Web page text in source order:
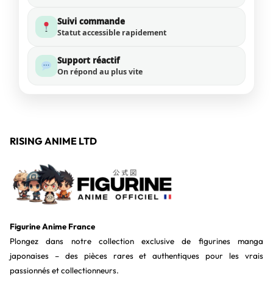
Suivi commande
Statut accessible rapidement
Support réactif
On répond au plus vite
RISING ANIME LTD
Figurine Anime France
Plongez dans notre collection exclusive de figurines manga
japonaises – des pièces rares et authentiques pour les vrais
passionnés et collectionneurs.